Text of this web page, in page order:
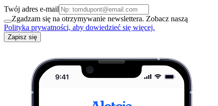
Twój adres e-mail
Zgadzam się na otrzymywanie newslettera. Zobacz naszą
Polityka prywatności, aby dowiedzieć się więcej.
Zapisz się